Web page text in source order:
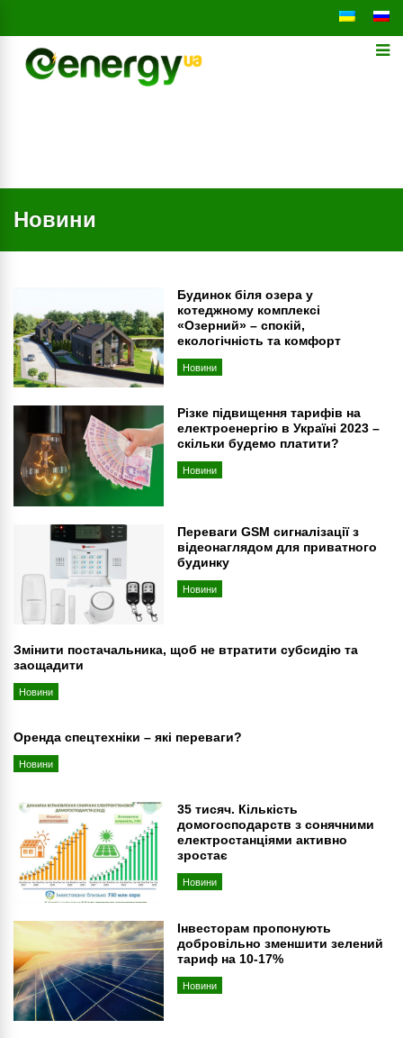
Новини
Будинок біля озера у
котеджному комплексі
«Озерний» – спокій,
екологічність та комфорт
Новини
Різке підвищення тарифів на
електроенергію в Україні 2023 –
скільки будемо платити?
Новини
Переваги GSM сигналізації з
відеонаглядом для приватного
будинку
Новини
Змінити постачальника, щоб не втратити субсидію та
заощадити
Новини
Оренда спецтехніки – які переваги?
Новини
35 тисяч. Кількість
домогосподарств з сонячними
електростанціями активно
зростає
Новини
Інвесторам пропонують
добровільно зменшити зелений
тариф на 10-17%
Новини